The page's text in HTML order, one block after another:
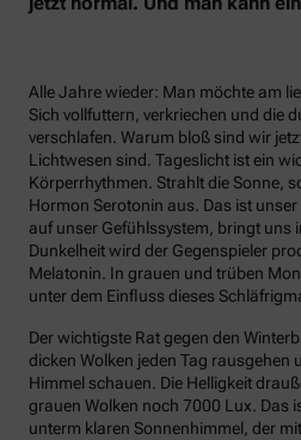
Alle Jahre wieder: Man möchte am
Sich vollfuttern, verkriechen und die
verschlafen. Warum bloß sind wir
Lichtwesen sind. Tageslicht ist ein
Körperrhythmen. Strahlt die Sonne,
Hormon Serotonin aus. Das ist
auf unser Gefühlssystem, bringt uns
Dunkelheit wird der Gegenspieler
Melatonin. In grauen und trüben
unter dem Einfluss dieses
Der wichtigste Rat gegen den
dicken Wolken jeden Tag rausgehen
Himmel schauen. Die Helligkeit
grauen Wolken noch 7000 Lux. Das
unterm klaren Sonnenhimmel, der